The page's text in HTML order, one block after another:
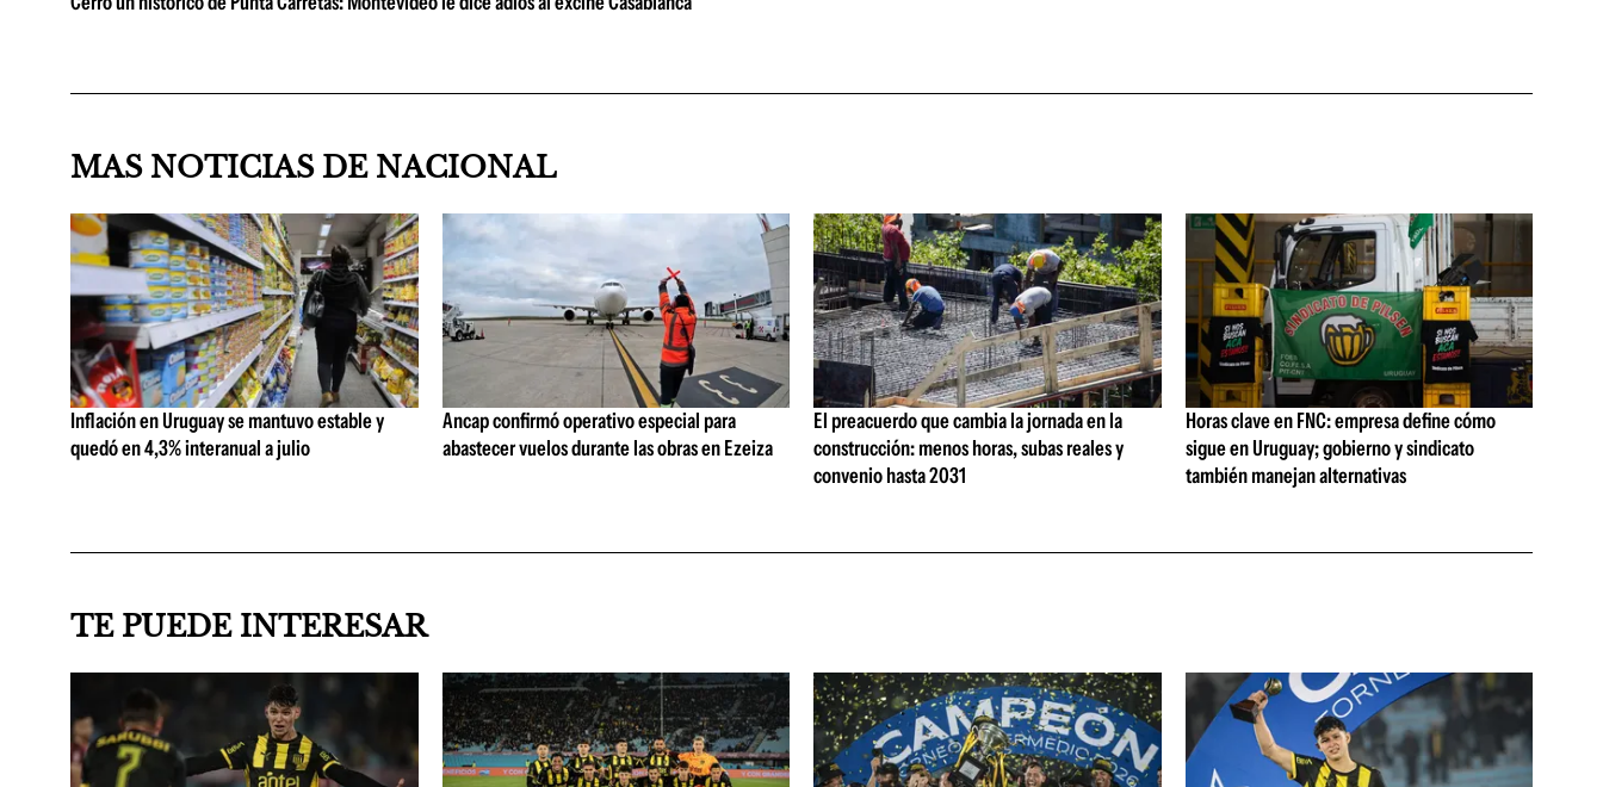
MAS NOTICIAS DE NACIONAL
Inflación en Uruguay se mantuvo estable y
quedó en 4,3% interanual a julio
Ancap confirmó operativo especial para
abastecer vuelos durante las obras en Ezeiza
El preacuerdo que cambia la jornada en la
construcción: menos horas, subas reales y
convenio hasta 2031
Horas clave en FNC: empresa define cómo
sigue en Uruguay; gobierno y sindicato
también manejan alternativas
TE PUEDE INTERESAR